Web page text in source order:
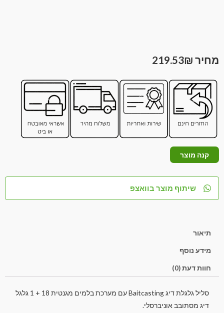
219.53₪
קנה מוצר
שיתוף מוצר בוואצפ
תיאור
מידע נוסף
חוות דעת (0)
סליל גלגלת דיג Baitcasting עם מערכת בלמים מגנטית 18 + 1 גלגל
דיג מסתובב אוניברסלי.